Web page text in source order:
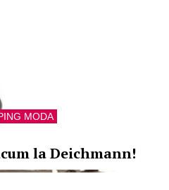
MODA
la Deichmann!